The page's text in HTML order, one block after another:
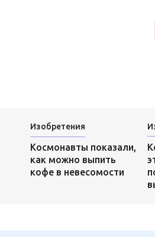
Изобретения
Космонавты показали,
как можно выпить
кофе в невесомости